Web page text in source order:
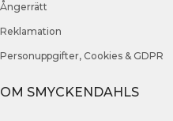
Ångerrätt
Reklamation
Personuppgifter, Cookies & GDPR
OM SMYCKENDAHLS